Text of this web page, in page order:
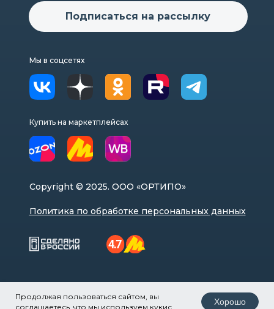
Copyright © 2025. ООО «ОРТИПО»
Политика по обработке персональных данных
Разработка сайта Pixl.ru
Подписаться на рассылку
Купить на маркетплейсах
Мы в соцсетях
Продолжая пользоваться сайтом, вы
соглашаетесь, что мы используем кукис
Хорошо